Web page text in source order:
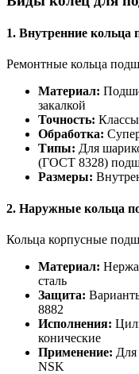
1. Внутренние кольца
Ремонтные кольца
Материал:
закалкой
Точность:
Обработка:
Типы: Для
(ГОСТ 8328)
Размеры:
2. Наружные кольца
Кольца корпусные
Материал:
сталь
Защита:
8882
Исполнения:
конические
Применение:
NSK